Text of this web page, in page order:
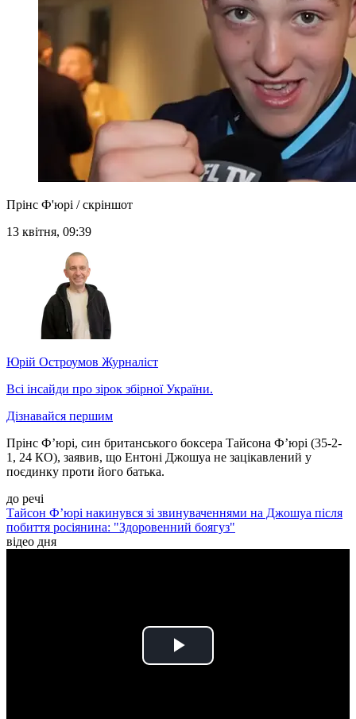
Прінс Ф'юрі / скріншот
13 квітня, 09:39
Юрій Остроумов Журналіст
Всі інсайди про зірок збірної України.
Дізнавайся першим
Прінс Ф’юрі, син британського боксера Тайсона Фʼюрі (35-2-
1, 24 КО), заявив, що Ентоні Джошуа не зацікавлений у
поєдинку проти його батька.
до речі
Тайсон Ф’юрі накинувся зі звинуваченнями на Джошуа після
побиття росіянина: "Здоровенний боягуз"
відео дня
Play